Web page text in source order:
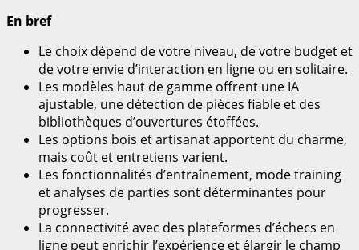
En bref
Le choix dépend de votre niveau, de votre budget et
de votre envie d’interaction en ligne ou en solitaire.
Les modèles haut de gamme offrent une IA
ajustable, une détection de pièces fiable et des
bibliothèques d’ouvertures étoffées.
Les options bois et artisanat apportent du charme,
mais coût et entretiens varient.
Les fonctionnalités d’entraînement, mode training
et analyses de parties sont déterminantes pour
progresser.
La connectivité avec des plateformes d’échecs en
ligne peut enrichir l’expérience et élargir le champ